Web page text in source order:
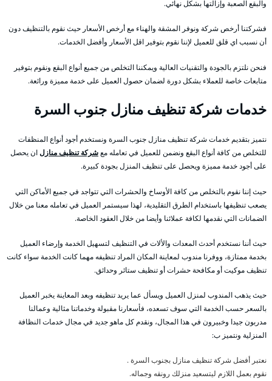
والبقع الصعبة وإزالتها بشكل نهائي.
فشركتنا أرخص شركة ونوفر المشقة والهناء مع أرخص الأسعار حيث نقوم بالتنظيف دون
أن نسبب اي قلق للعميل لإننا نقوم بتوفير اقل الأسعار وأفضل الخدمات.
فنحن نلتزم بالجودة والتقنيات العالية ويمكننا التخلص من جميع أنواع البقع ونقوم بتوفير
متابعات خاصة للعملاء بشكل دورة لضمان حصول العميل على خدمة مميزة ورائعة.
خدمات شركة تنظيف منازل جنوب السرة
نتميز بتقديم خدمات شركة تنظيف منازل جنوب السرة ونستخدم أجود أنواع المنظفات
للتخلص من كافة أنواع البقع ونضمن للعميل في تعامله معشركة تنظيف منازلان يحصل
على أجود خدمة مميزة ويحصل على تنظيف المنزل بجودة كبيرة.
حيث إننا نقوم بالتخلص من كافة الأوساخ والحشرات التي تتواجد في جميع الأماكن التي
يصعب تنظيفها باستخدام الطرق التقليدية، لهذا سيستمر العميل في تعامله معنا من خلال
الضمانات التي نقدمها لكافة عملائنا وأيضا من خلال العقود الخاصة.
حيث أننا نستخدم أحدث المعدات والألات في التنظيف لتسهيل الخدمة وإرضاء العميل
بخدمة ممتازة، ووفرنا مندوب لمعاينة المكان المراد تنظيفه مهما كانت الخدمة سواء كانت
تنظيف موكيت أو مكافحة حشرات أو تنظيف ستائر وحدائق.
حيث يذهب المندوب لمنزل العميل ويسأل عما يريد تنظيفه وبعد المعاينة يخبر العميل
بالسعر حسب الخدمة التي سوف تسعده، فأسعارنا مقبولة وخدماتنا مثالية وعمالنا
مدربون جيدا وخبيرون في هذا المجال، ونقدم كل ماهو جديد في مجال خدمات النظافة
المنزلية ونتميز ب:
نعتبر أفضل شركة تنظيف منازل بجنوب السرة .
نقوم بعمل اللازم ليتسعيد منزلك رونقه وجماله.